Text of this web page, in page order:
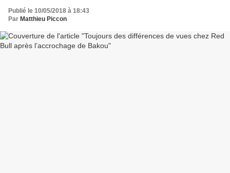
Publié le 10/05/2018 à 18:43
Par Matthieu Piccon